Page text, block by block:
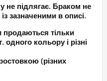
не підлягає. Браком не
зазначеними в описі.
продаються тільки
кольору і різні
(різних